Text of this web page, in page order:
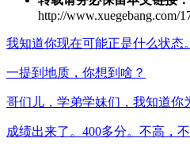
http://www.xuegebang.com/
我知道你现在可能正是什么状态。
一提到地质，你想到啥？
哥们儿，学弟学妹们，我知道你
成绩出来了。400多分。不高，